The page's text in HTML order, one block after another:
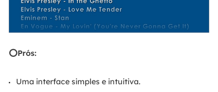
⭕Prós:
Uma interface simples e intuitiva.